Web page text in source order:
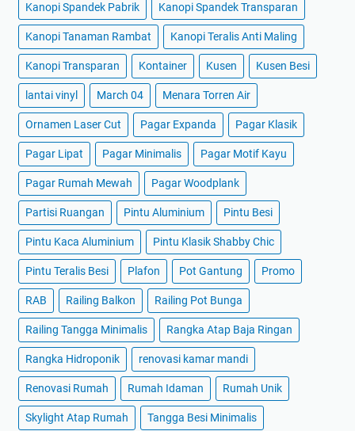
Kanopi Spandek Pabrik Kanopi Spandek Transparan
Kanopi Tanaman Rambat Kanopi Teralis Anti Maling
Kanopi Transparan Kontainer Kusen Kusen Besi
lantai vinyl March 04 Menara Torren Air
Ornamen Laser Cut Pagar Expanda Pagar Klasik
Pagar Lipat Pagar Minimalis Pagar Motif Kayu
Pagar Rumah Mewah Pagar Woodplank
Partisi Ruangan Pintu Aluminium Pintu Besi
Pintu Kaca Aluminium Pintu Klasik Shabby Chic
Pintu Teralis Besi Plafon Pot Gantung Promo
RAB Railing Balkon Railing Pot Bunga
Railing Tangga Minimalis Rangka Atap Baja Ringan
Rangka Hidroponik renovasi kamar mandi
Renovasi Rumah Rumah Idaman Rumah Unik
Skylight Atap Rumah Tangga Besi Minimalis